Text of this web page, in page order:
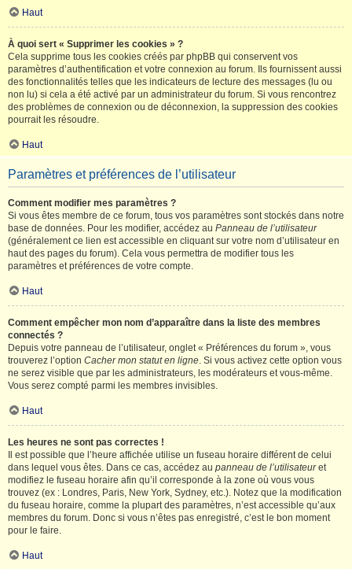
Haut
À quoi sert « Supprimer les cookies » ?
Cela supprime tous les cookies créés par phpBB qui conservent vos
paramètres d’authentification et votre connexion au forum. Ils fournissent aussi
des fonctionnalités telles que les indicateurs de lecture des messages (lu ou
non lu) si cela a été activé par un administrateur du forum. Si vous rencontrez
des problèmes de connexion ou de déconnexion, la suppression des cookies
pourrait les résoudre.
Haut
Paramètres et préférences de l’utilisateur
Comment modifier mes paramètres ?
Si vous êtes membre de ce forum, tous vos paramètres sont stockés dans notre
base de données. Pour les modifier, accédez au Panneau de l’utilisateur
(généralement ce lien est accessible en cliquant sur votre nom d’utilisateur en
haut des pages du forum). Cela vous permettra de modifier tous les
paramètres et préférences de votre compte.
Haut
Comment empêcher mon nom d’apparaître dans la liste des membres
connectés ?
Depuis votre panneau de l’utilisateur, onglet « Préférences du forum », vous
trouverez l’option Cacher mon statut en ligne. Si vous activez cette option vous
ne serez visible que par les administrateurs, les modérateurs et vous-même.
Vous serez compté parmi les membres invisibles.
Haut
Les heures ne sont pas correctes !
Il est possible que l’heure affichée utilise un fuseau horaire différent de celui
dans lequel vous êtes. Dans ce cas, accédez au panneau de l’utilisateuret
modifiez le fuseau horaire afin qu’il corresponde à la zone où vous vous
trouvez (ex : Londres, Paris, New York, Sydney, etc.). Notez que la modification
du fuseau horaire, comme la plupart des paramètres, n’est accessible qu’aux
membres du forum. Donc si vous n’êtes pas enregistré, c’est le bon moment
pour le faire.
Haut